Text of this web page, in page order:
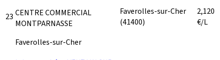
23 CENTRE COMMERCIAL
MONTPARNASSE
Faverolles-sur-Cher
Faverolles-sur-Cher
(41400)
2,120
€/L